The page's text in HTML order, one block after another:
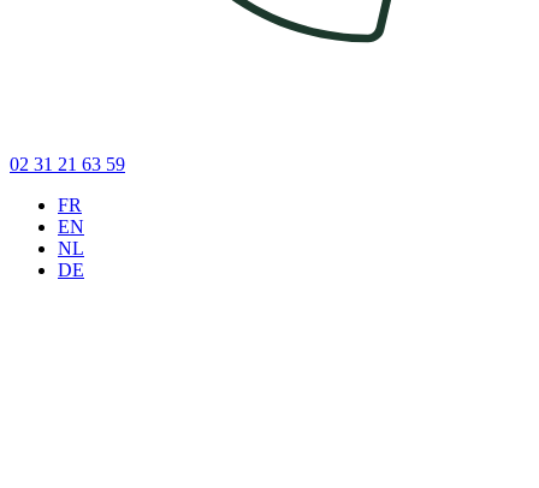
02 31 21 63 59
FR
EN
NL
DE